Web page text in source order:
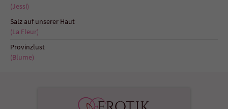
(Jessi)
Salz auf unserer Haut
(La Fleur)
Provinzlust
(Blume)